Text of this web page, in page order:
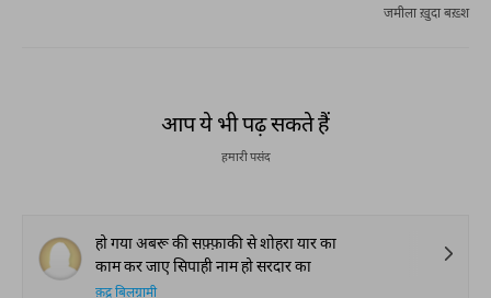
जमीला ख़ुदा बख़्श
आप ये भी पढ़ सकते हैं
हमारी पसंद
हो गया अबरू की सफ़्फ़ाकी से शोहरा यार का
काम कर जाए सिपाही नाम हो सरदार का
क़द्र बिलग्रामी